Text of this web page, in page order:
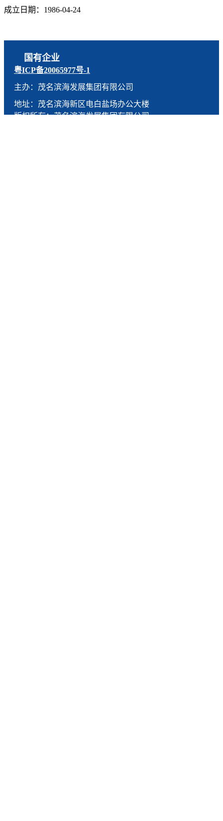
成立日期：1986-04-24
国有企业
粤ICP备20065977号-1
主办：茂名滨海发展集团有限公司
地址：茂名滨海新区电白盐场办公大楼
版权所有：茂名滨海发展集团有限公司